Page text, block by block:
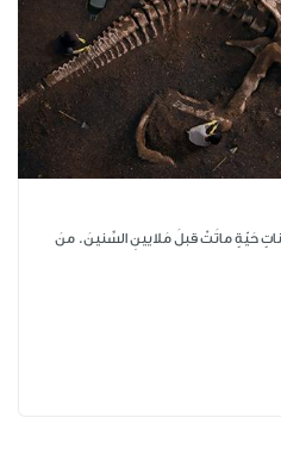
حَيّةٍ ماتَتْ قبلَ مَلايينِ السِّنينَ. منَ